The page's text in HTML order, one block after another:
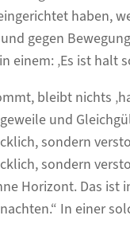
haben,
gegen
‚Es ist halt
bleibt nichts
und
sondern
sondern
Horizont. Das
In einer